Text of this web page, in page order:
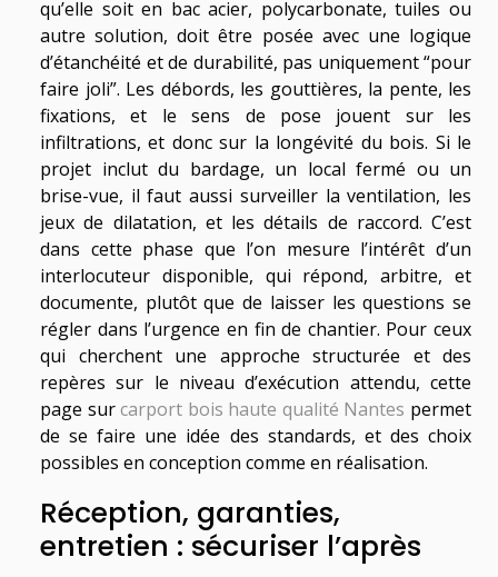
qu’elle soit en bac acier, polycarbonate, tuiles ou
autre solution, doit être posée avec une logique
d’étanchéité et de durabilité, pas uniquement “pour
faire joli”. Les débords, les gouttières, la pente, les
fixations, et le sens de pose jouent sur les
infiltrations, et donc sur la longévité du bois. Si le
projet inclut du bardage, un local fermé ou un
brise-vue, il faut aussi surveiller la ventilation, les
jeux de dilatation, et les détails de raccord. C’est
dans cette phase que l’on mesure l’intérêt d’un
interlocuteur disponible, qui répond, arbitre, et
documente, plutôt que de laisser les questions se
régler dans l’urgence en fin de chantier. Pour ceux
qui cherchent une approche structurée et des
repères sur le niveau d’exécution attendu, cette
page surcarport bois haute qualité Nantes permet
de se faire une idée des standards, et des choix
possibles en conception comme en réalisation.
Réception, garanties,
entretien : sécuriser l’après